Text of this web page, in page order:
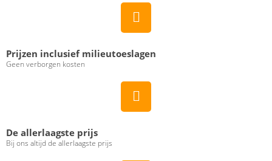
Prijzen inclusief milieutoeslagen
Geen verborgen kosten
De allerlaagste prijs
Bij ons altijd de allerlaagste prijs